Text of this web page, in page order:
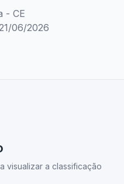
- CE
06/2026
visualizar a classificação